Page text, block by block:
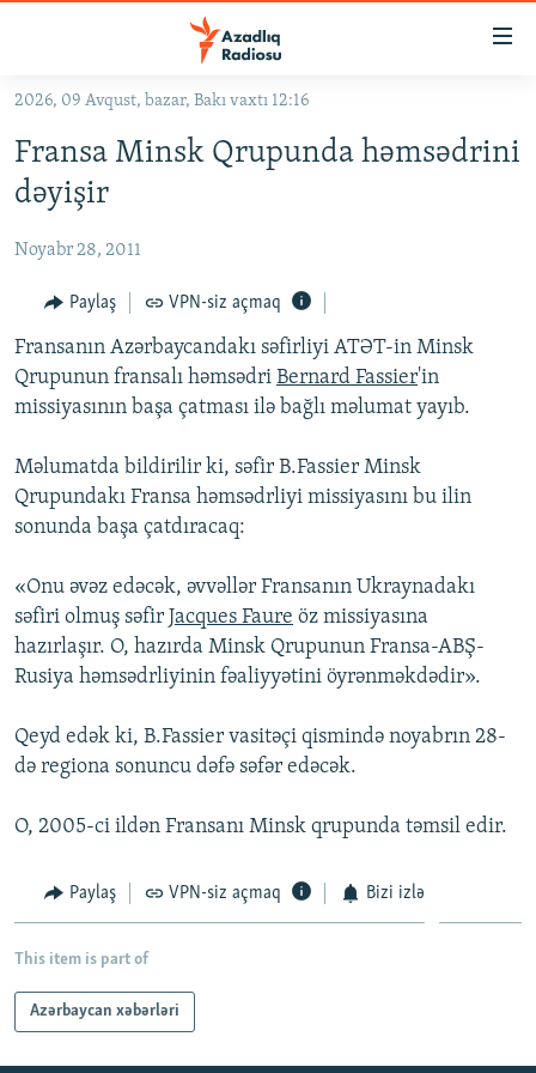
Əsas
qayıt
Əsas
naviqasiyaya
qayıt
KORRUPSIOMETR
#ƏSLINDƏ
FƏRQƏ BAX
QANUNI DOĞRU
ARAŞDIRMA
VIDEO
FOTOQALEREYA
KARIKATURA
RADIO ARXIV
OXU ZALI
İSLAM VƏ DEMOKRATIYA
İZ - MƏDƏNIYYƏT PROQRAMI
HAQQIMIZDA
PEŞƏ ETIKASI VƏ JURNALISTIKA STANDARTLARIMIZ
MATERIALLARIMIZDAN ISTIFADƏ
AZADLIQRADIOSU MOBIL TELEFONUNUZDA
BIZIMLƏ ƏLAQƏ
XƏBƏR BÜLLETENLƏRIMIZ
BIZI IZLƏ
RFE/RL-in bütün saytları
2026, 09 Avqust, bazar, Bakı vaxtı 12:16
Fransa Minsk Qrupunda həmsədrini
dəyişir
Noyabr 28, 2011
Paylaş VPN-siz açmaq
Fransanın Azərbaycandakı səfirliyi ATƏT-in Minsk
Qrupunun fransalı həmsədri Bernard Fassier'in
missiyasının başa çatması ilə bağlı məlumat yayıb.
Məlumatda bildirilir ki, səfir B.Fassier Minsk
Qrupundakı Fransa həmsədrliyi missiyasını bu ilin
sonunda başa çatdıracaq:
«Onu əvəz edəcək, əvvəllər Fransanın Ukraynadakı
səfiri olmuş səfir Jacques Faure öz missiyasına
hazırlaşır. O, hazırda Minsk Qrupunun Fransa-ABŞ-
Rusiya həmsədrliyinin fəaliyyətini öyrənməkdədir».
Qeyd edək ki, B.Fassier vasitəçi qismində noyabrın 28-
də regiona sonuncu dəfə səfər edəcək.
O, 2005-ci ildən Fransanı Minsk qrupunda təmsil edir.
Paylaş VPN-siz açmaq Bizi izlə
This item is part of
Azərbaycan xəbərləri